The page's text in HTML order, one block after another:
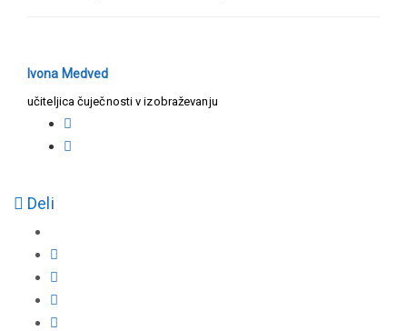
Ivona Medved
učiteljica čuječnosti v izobraževanju
Deli